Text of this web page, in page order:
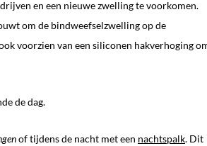
en een nieuwe zwelling te voorkomen.
om de bindweefselzwelling op de
voorzien van een siliconen hakverhoging
de dag.
of tijdens de nacht met een nachtspalk. Dit